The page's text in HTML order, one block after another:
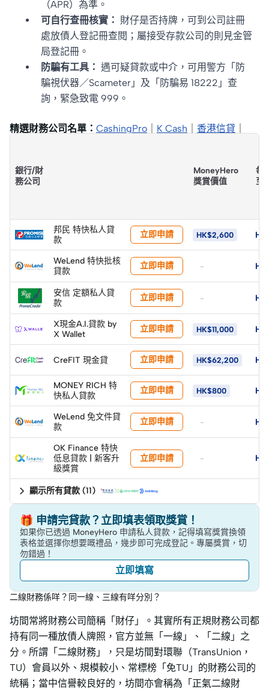
（APR）為準。
可自行查冊核實： 財仔是否持牌，可到公司註冊
處放債人登記冊查閱；屬接受存款公司的則見金管
局登記冊。
防騙有工具： 遇可疑貸款或中介，可用警方「防
騙視伏器／Scameter」及「防騙易 18222」查
詢，緊急致電 999。
精選財務公司名單： CashingPro K Cash 香港信貸
銀行/財
務公司
MoneyHero
獎賞價值
每
至
邦民 特快私人貸
款
立即申請 HK$2,600
WeLend 特快批核
貸款
立即申請 -
安信 定額私人貸
款
立即申請 -
X現金A.I.貸款 by
X Wallet
立即申請 HK$11,000
CreFIT 現金貸 立即申請 HK$62,200
MONEY RICH 特
快私人貸款
立即申請 HK$800
WeLend 免文件貸
款
立即申請 -
OK Finance 特快
低息貸款 | 新客升
級獎賞
立即申請 -
顯示所有貸款 (11)
🎁 申請完貸款？立即填表領取獎賞！
如果你已透過 MoneyHero 申請私人貸款，記得填寫獎賞換領
表格並選擇你想要嘅禮品，幾步即可完成登記。專屬獎賞，切
勿錯過！
立即填寫
二線財務係咩？同一線、三線有咩分別？
坊間常將財務公司簡稱「財仔」。其實所有正規財務公司都
持有同一種放債人牌照，官方並無「一線」、「二線」之
分。所謂「二線財務」，只是坊間對環聯（TransUnion，
TU）會員以外、規模較小、常標榜「免TU」的財務公司的
統稱；當中信譽較良好的，坊間亦會稱為「正氣二線財